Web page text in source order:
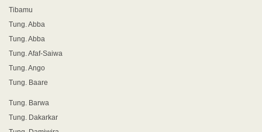
Tibamu
Tung. Abba
Tung. Abba
Tung. Afaf-Saiwa
Tung. Ango
Tung. Baare
Tung. Barwa
Tung. Dakarkar